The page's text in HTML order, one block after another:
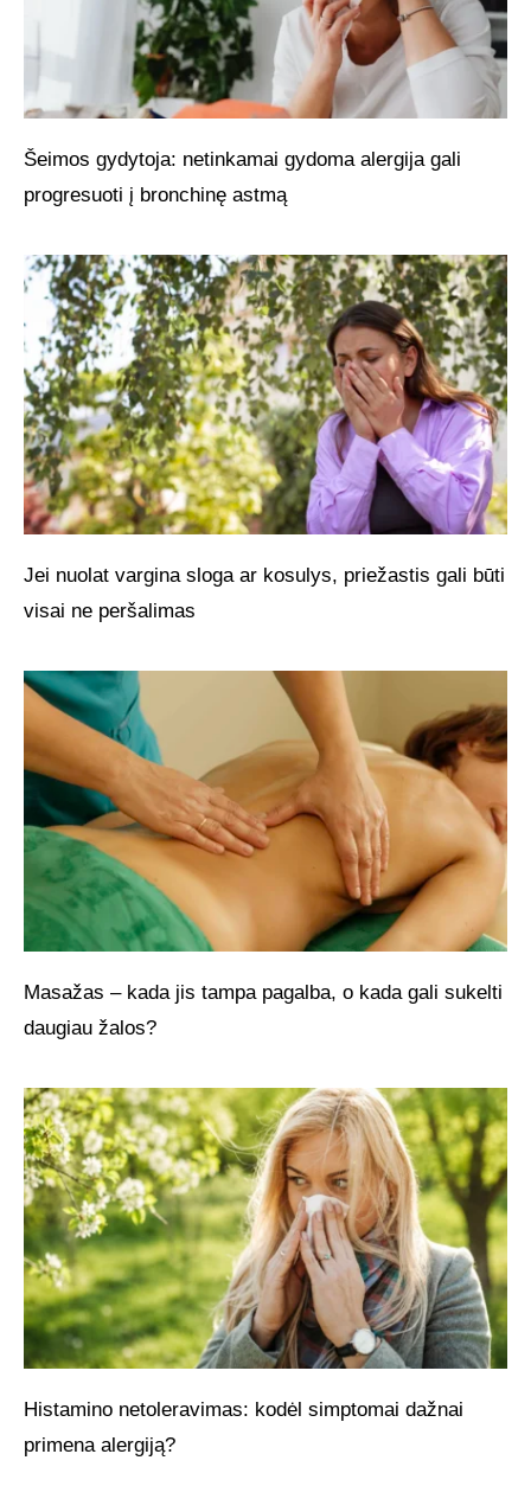
Šeimos gydytoja: netinkamai gydoma alergija gali
progresuoti į bronchinę astmą
Jei nuolat vargina sloga ar kosulys, priežastis gali būti
visai ne peršalimas
Masažas – kada jis tampa pagalba, o kada gali sukelti
daugiau žalos?
Histamino netoleravimas: kodėl simptomai dažnai
primena alergiją?